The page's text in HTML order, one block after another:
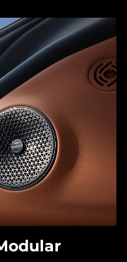
Architecture) é
GAC para
ao redor
MPVs e
in, essa
plataformas R